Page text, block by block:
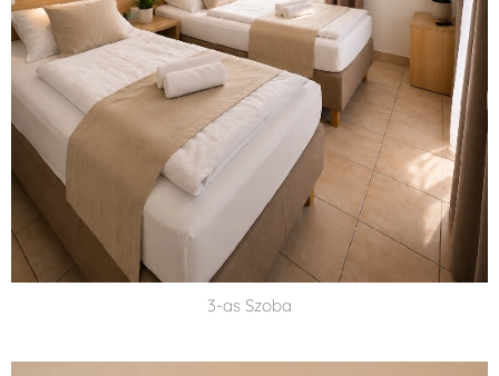
3-as Szoba